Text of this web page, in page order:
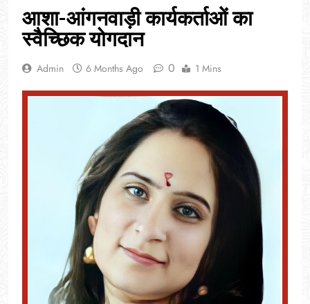
आशा-आंगनवाड़ी कार्यकर्ताओं का
स्वैच्छिक योगदान
Admin 6 Months Ago 0 1 Mins